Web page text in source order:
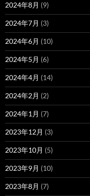
2024年8月 (9)
2024年7月 (3)
2024年6月 (10)
2024年5月 (6)
2024年4月 (14)
2024年2月 (2)
2024年1月 (7)
2023年12月 (3)
2023年10月 (5)
2023年9月 (10)
2023年8月 (7)